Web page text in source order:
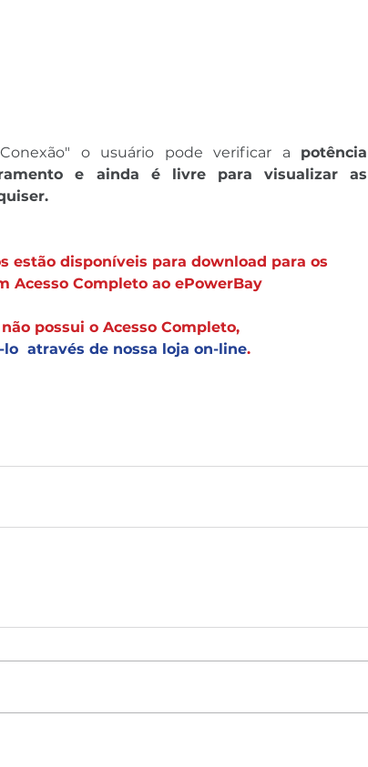
o usuário pode verificar a potência
e ainda é livre para visualizar as
estão disponíveis para download para os
Acesso Completo ao ePowerBay
possui o Acesso Completo,
através de nossa loja on-line.